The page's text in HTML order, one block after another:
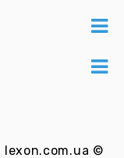
lexon.com.ua ©